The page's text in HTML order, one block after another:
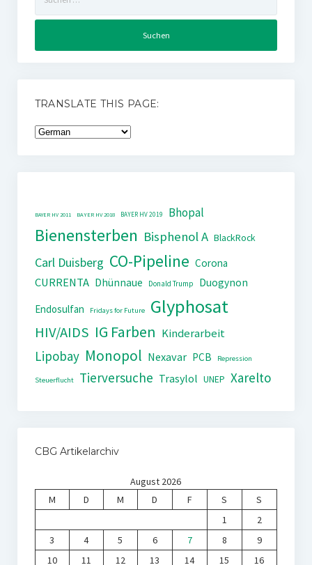
nach:
TRANSLATE THIS PAGE:
BAYER HV 2011 BAYER HV 2018 BAYER HV 2019 Bhopal
Bienensterben Bisphenol A BlackRock
Carl Duisberg CO-Pipeline Corona
CURRENTA Dhünnaue Donald Trump
Duogynon
Endosulfan
Fridays for Future Glyphosat
HIV/AIDS IG Farben Kinderarbeit
Lipobay Monopol Nexavar PCB Repression
Steuerflucht Tierversuche Trasylol UNEP Xarelto
CBG Artikelarchiv
August 2026
M
D M D F S
S
1
2
3
4 5 6 7 8
9
10
11 12 13 14 15 16